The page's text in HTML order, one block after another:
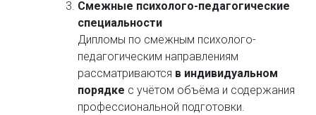
Смежные психолого-педагогические
специальности
Дипломы по смежным психолого-
педагогическим направлениям
рассматриваются в индивидуальном
порядке с учётом объёма и содержания
профессиональной подготовки.